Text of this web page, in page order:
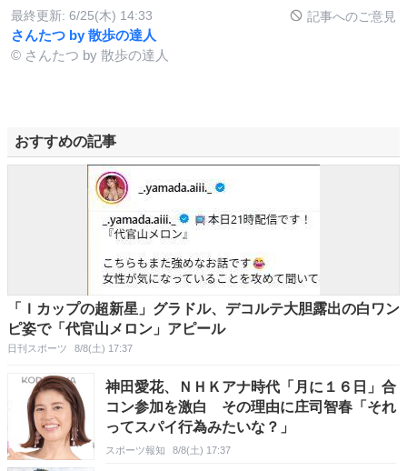
最終更新: 6/25(木) 14:33 記事へのご意見
さんたつ by 散歩の達人
© さんたつ by 散歩の達人
おすすめの記事
「Ｉカップの超新星」グラドル、デコルテ大胆露出の白ワン
ピ姿で「代官山メロン」アピール
日刊スポーツ 8/8(土) 17:37
神田愛花、ＮＨＫアナ時代「月に１６日」合
コン参加を激白 その理由に庄司智春「それ
ってスパイ行為みたいな？」
スポーツ報知 8/8(土) 17:37